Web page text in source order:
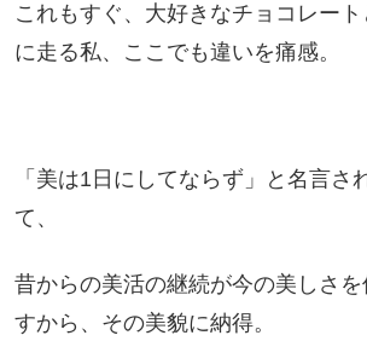
これもすぐ、大好きなチョコレー
に走る私、ここでも違いを痛感。
「美は1日にしてならず」と名言さ
て、
昔からの美活の継続が今の美しさ
すから、その美貌に納得。